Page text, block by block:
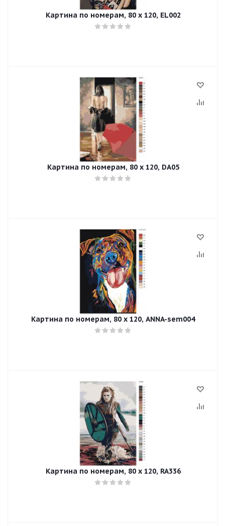
Картина по номерам, 80 x 120, EL002
Картина по номерам, 80 x 120, DA05
Картина по номерам, 80 x 120, ANNA-sem004
Картина по номерам, 80 x 120, RA336